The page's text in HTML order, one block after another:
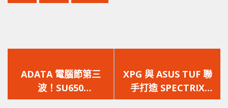
一
篇
文
ADATA 電腦節第三
波！SU650
120/240/480/960GB
一
篇
文
XPG 與 ASUS TUF 聯
手打造 SPECTRIX
D41 電競記憶體